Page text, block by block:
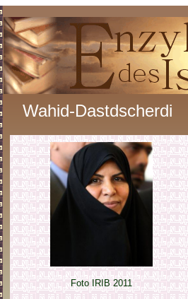
Wahid-Dastdscherdi
Foto IRIB 2011